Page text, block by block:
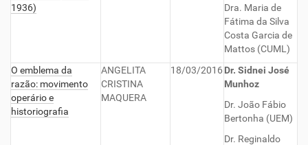
1936)
Dra. Maria de
Fátima da Silva
Costa Garcia de
Mattos (CUML)
O emblema da
razão: movimento
operário e
historiografia
ANGELITA
CRISTINA
MAQUERA
18/03/2016 Dr. Sidnei José
Munhoz
Dr. João Fábio
Bertonha (UEM)
Dr. Reginaldo